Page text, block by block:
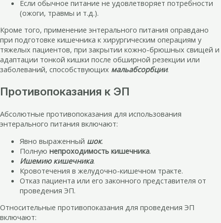
Если обычное питание не удовлетворяет потребности
(ожоги, травмы и т.д.).
Кроме того, применение энтерального питания оправдано
при подготовке кишечника к хирургическим операциям у
тяжелых пациентов, при закрытии кожно-брюшных свищей и
адаптации тонкой кишки после обширной резекции или
заболеваний, способствующих мальабсорбции.
Противопоказания к ЭП
Абсолютные противопоказания для использования
энтерального питания включают:
Явно выраженный шок.
Полную непроходимость кишечника.
Ишемию кишечника.
Кровотечения в желудочно-кишечном тракте.
Отказ пациента или его законного представителя от
проведения ЭП.
Относительные противопоказания для проведения ЭП
включают: